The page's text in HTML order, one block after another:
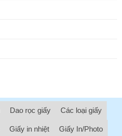
Dao rọc giấy Các loại giấy
Giấy in nhiệt Giấy In/Photo